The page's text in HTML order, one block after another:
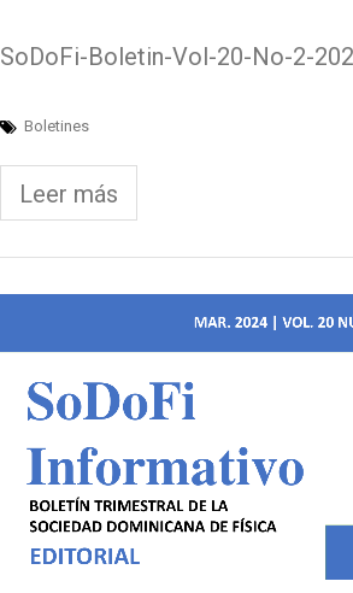
SoDoFi-Boletin-Vol-20-No-2-
Boletines
Leer más